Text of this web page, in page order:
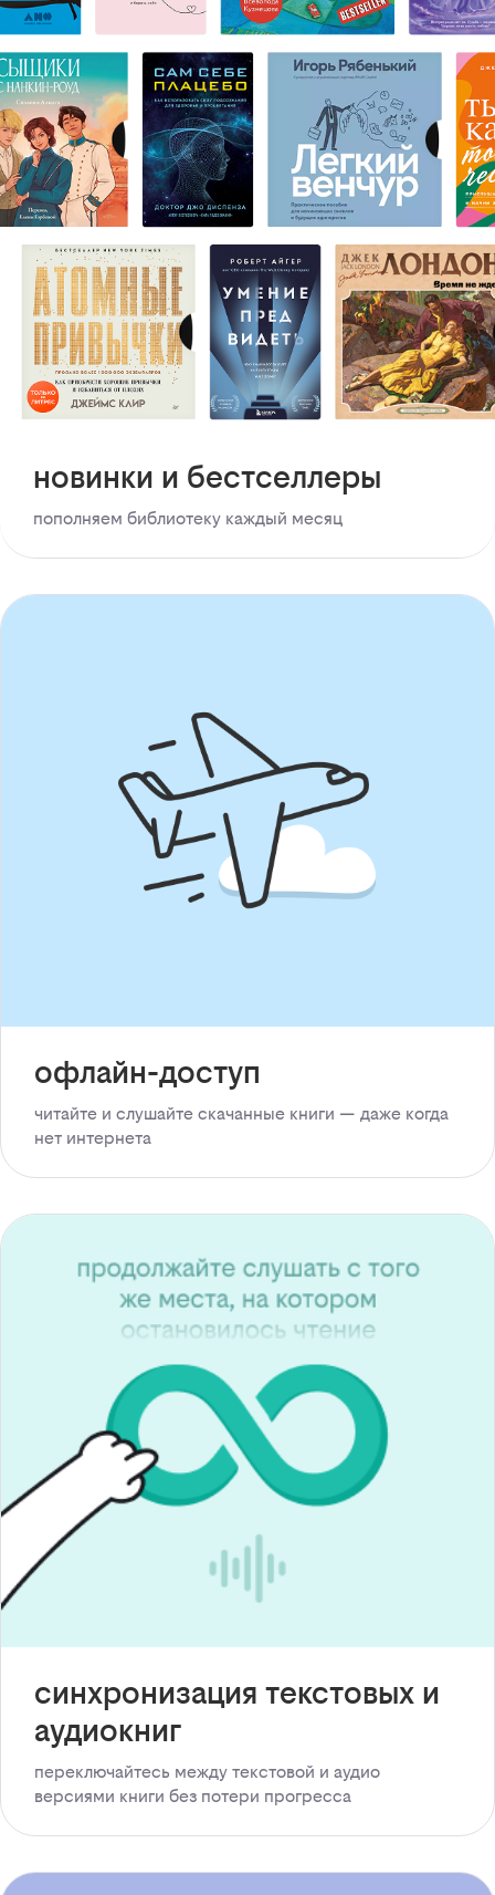
новинки и бестселлеры
пополняем библиотеку каждый месяц
офлайн-доступ
читайте и слушайте скачанные книги — даже когда
нет интернета
синхронизация текстовых и
аудиокниг
переключайтесь между текстовой и аудио
версиями книги без потери прогресса